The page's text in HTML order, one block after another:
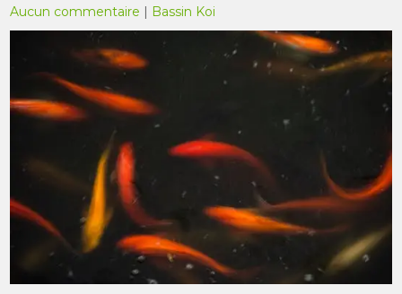
Aucun commentaire | Bassin Koi